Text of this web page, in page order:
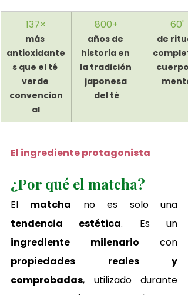
137×
más
antioxidante
s que el té
verde
convencion
al
800+
años de
historia en
la tradición
japonesa
del té
60'
de
cuerpo
mente
El ingrediente protagonista
¿Por qué el matcha?
El matcha
tendencia estética
ingrediente milenario
propiedades reales y
comprobadas, utilizado durante